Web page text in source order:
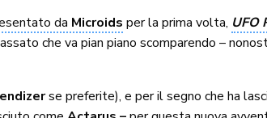
da Microids per la prima volta, UFO
che va pian piano scomparendo –
se preferite), e per il segno che ha